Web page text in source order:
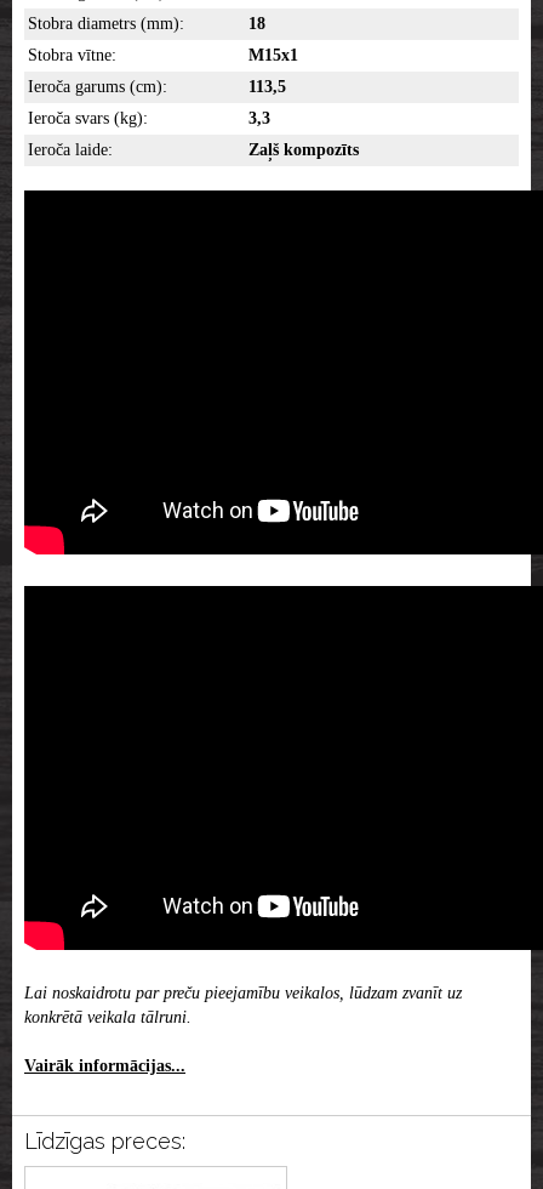
Stobra diametrs (mm):
18
Stobra vītne:
M15x1
Ieroča garums (cm):
113,5
Ieroča svars (kg):
3,3
Ieroča laide:
Zaļš kompozīts
Lai noskaidrotu par preču pieejamību veikalos, lūdzam zvanīt uz
konkrētā veikala tālruni.
Vairāk informācijas...
Līdzīgas preces: